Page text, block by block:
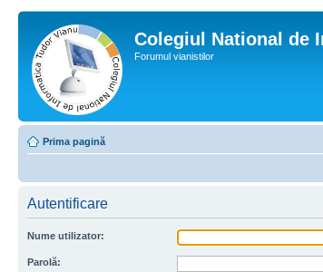
Colegiul National de
Forumul vianistilor
Prima pagină
Autentificare
Nume utilizator:
Parolă: